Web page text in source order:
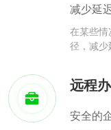
减少延
在某些
径，减少
远程
安全的